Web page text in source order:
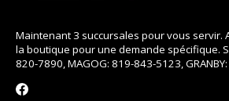
Maintenant 3 succursales pour vous servir.
la boutique pour une demande spécifique.
820-7890, MAGOG: 819-843-5123,